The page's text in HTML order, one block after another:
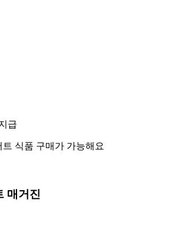
급
식품 구매가 가능해요
매거진